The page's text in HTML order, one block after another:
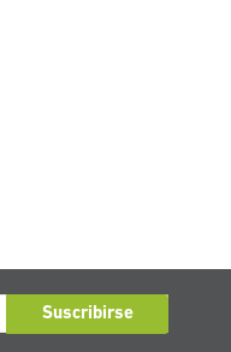
Suscribirse